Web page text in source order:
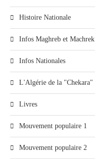
Histoire Nationale
Infos Maghreb et Machrek
Infos Nationales
L'Algérie de la "Chekara"
Livres
Mouvement populaire 1
Mouvement populaire 2